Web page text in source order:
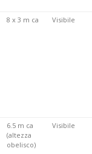
8 x 3 m ca Visibile
6.5 m ca
(altezza
obelisco)
Visibile